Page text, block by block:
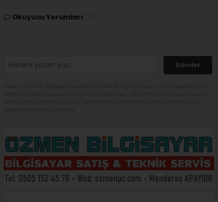
Okuyucu Yorumları
Gönder